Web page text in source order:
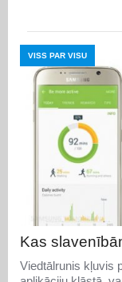
VISS PAR VISU
Kas
Viedtālrunis kļuvis